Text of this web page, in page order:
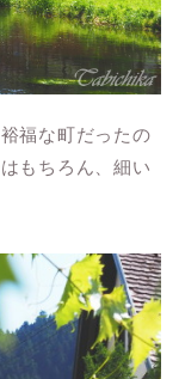
福な町だったの
もちろん、細い